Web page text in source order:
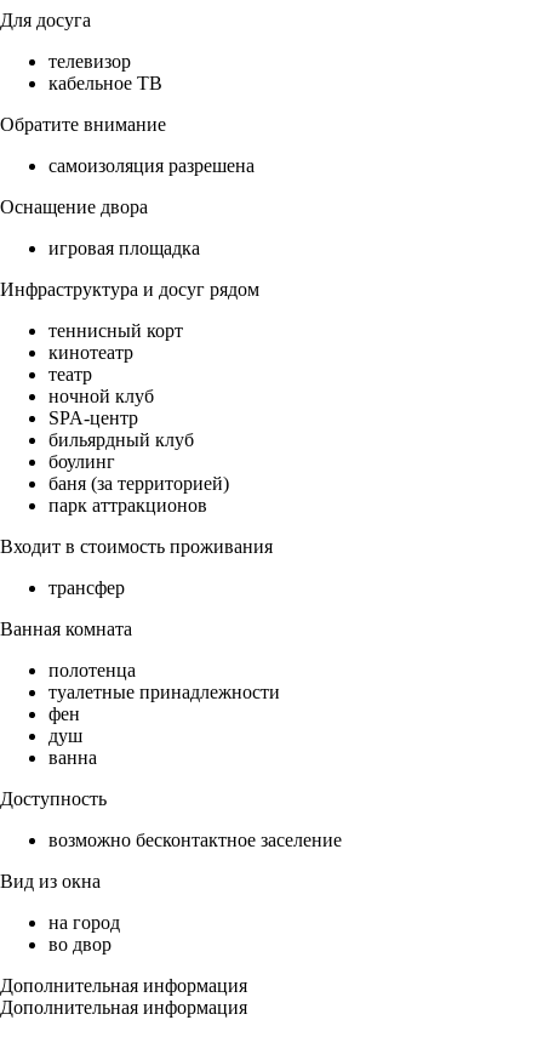
Для досуга
телевизор
кабельное ТВ
Обратите внимание
самоизоляция разрешена
Оснащение двора
игровая площадка
Инфраструктура и досуг рядом
теннисный корт
кинотеатр
театр
ночной клуб
SPA-центр
бильярдный клуб
боулинг
баня (за территорией)
парк аттракционов
Входит в стоимость проживания
трансфер
Ванная комната
полотенца
туалетные принадлежности
фен
душ
ванна
Доступность
возможно бесконтактное заселение
Вид из окна
на город
во двор
Дополнительная информация
Дополнительная информация